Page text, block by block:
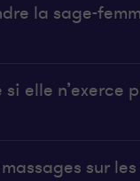
la sage-
elle n’exerce
sur les